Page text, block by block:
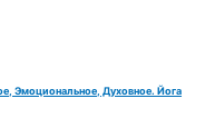
Эмоциональное, Духовное. Йога